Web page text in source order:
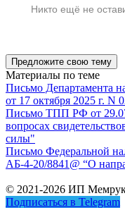
Никто ещё не
Предложите свою тему
Материалы по теме
Письмо Департамента
от 17 октября 2025 г. N
Письмо ТПП РФ от
вопросах
силы"
Письмо Федеральной
АБ-4-20/8841@ “О
© 2021-2026 ИП
Подписаться в Telegram